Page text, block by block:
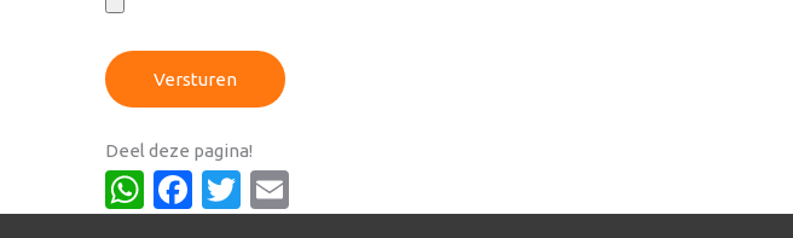
Versturen
Deel deze pagina!
WhatsApp
Facebook
Twitter